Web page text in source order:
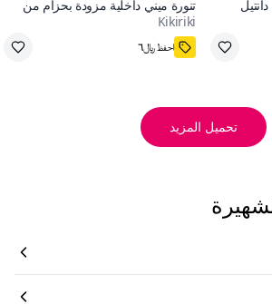
تنورة ميني داخلية مزودة بحزام من
كيكيريكي
Kikiriki
S
تحميل المزيد